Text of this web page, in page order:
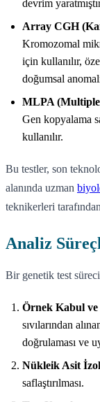
devrim
Array CGH
Kromozomal
için kullanılır,
doğumsal
MLPA
Gen kopyalama
kullanılır.
Bu testler, son
alanında uzman
teknikerleri
Analiz
Bir genetik test
Örnek Kabul ve
sıvılarından
doğrulaması ve
Nükleik Asit
saflaştırılması.